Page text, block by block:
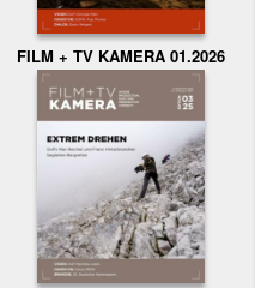
FILM + TV KAMERA 01.2026